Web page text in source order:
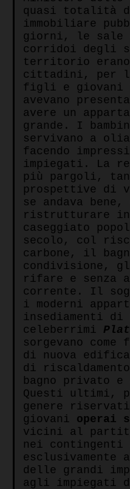
quasi totalità
immobiliare
giorni, le sale
corridoi degli
territorio
cittadini, per
figli e giovani
avevano
avere un
grande. I
servivano a
facendo
impiegati. La
più pargoli,
prospettive di
se andava
ristrutturare in
caseggiato
secolo, col
carbone, il
condivisione,
rifare e senza
corrente. Il
i moderni
insediamenti
celeberrimi
sorgevano
di nuova
di
bagno privato e
Questi ultimi,
genere
giovani operai
vicini al
nei contingenti
delle grandi
agli impiegati